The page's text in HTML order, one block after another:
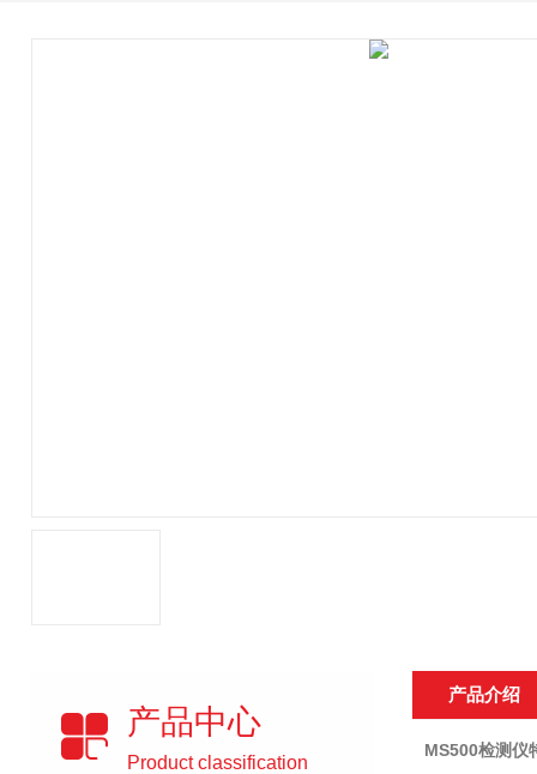
产品中心
Product classification
产品介绍
MS500检测仪